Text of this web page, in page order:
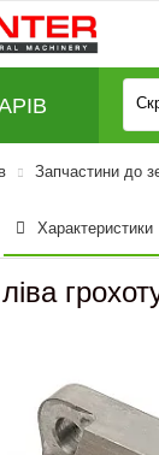
Запчастини до
Характеристики